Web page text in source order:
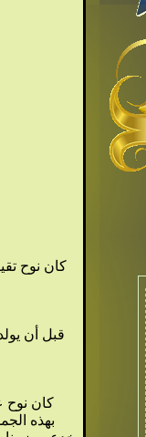
كان نوح على الفطرة مؤمنا بالله تعالى قبل بعثته إلى الناس. وكل الأنبياء مؤمنون بالله تعالى قبل بعثتهم. وكان كثير الشكر لله عزّ وجلّ. فاختاره الله لحمل الرسالة. فخرج نوح على قومه وبدأ دعوته: {يَا قَوْمِ اعْبُدُواْ اللَّهَ مَا لَكُم مِّنْ إِلَـهٍ غَيْرُهُ إِنِّيَ أَخَافُ عَلَيْكُمْ عَذَابَ يَوْمٍ عَظِيمٍ}[1]